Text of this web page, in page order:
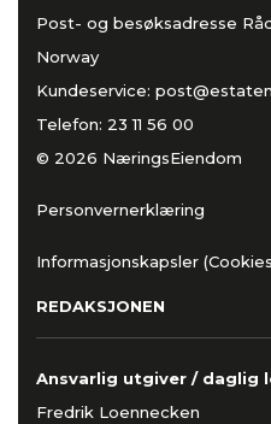
Post- og besøksadresse
Norway
Kundeservice:
Telefon: 23 11 56 00
© 2026 NæringsEiendom
Personvernerklæring
Informasjonskapsler
REDAKSJONEN
Ansvarlig utgiver / daglig
Fredrik Loennecken